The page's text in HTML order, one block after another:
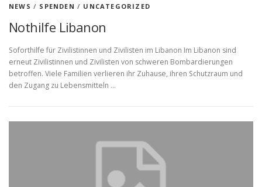
NEWS / SPENDEN / UNCATEGORIZED
Nothilfe Libanon
Soforthilfe für Zivilistinnen und Zivilisten im Libanon Im Libanon sind
erneut Zivilistinnen und Zivilisten von schweren Bombardierungen
betroffen. Viele Familien verlieren ihr Zuhause, ihren Schutzraum und
den Zugang zu Lebensmitteln …